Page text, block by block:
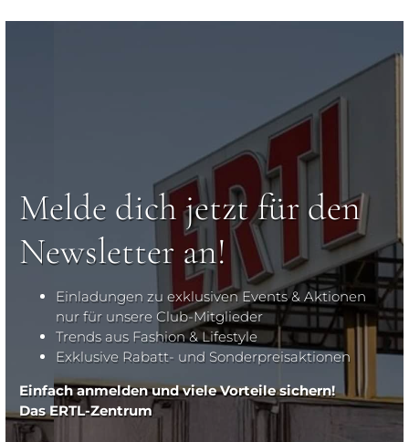
Melde dich jetzt für den
Newsletter an!
Einladungen zu exklusiven Events & Aktionen
nur für unsere Club-Mitglieder
Trends aus Fashion & Lifestyle
Exklusive Rabatt- und Sonderpreisaktionen
Einfach anmelden und viele Vorteile sichern!
Das ERTL-Zentrum